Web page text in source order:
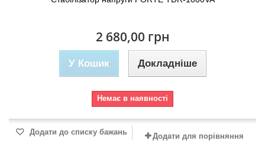
2 680,00 грн
У Кошик Докладніше
Немає в наявності
Додати до списку бажань Додати для порівняння